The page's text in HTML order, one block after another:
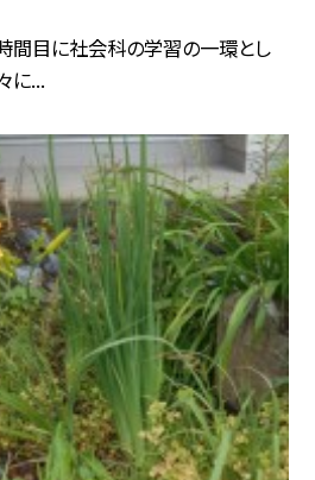
間目に社会科の学習の一環とし
に...